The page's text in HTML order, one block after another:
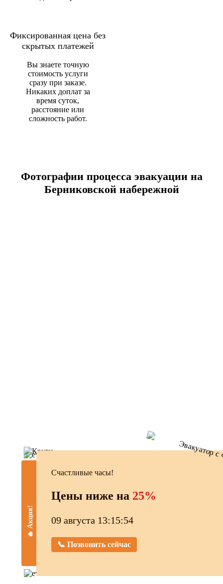
🔥 Акция!
Счастливые часы!
Цены ниже на 25%
09 августа 13:15:55
📞 Позвонить сейчас
Фиксированная цена без
скрытых платежей
Вы знаете точную
стоимость услуги
сразу при заказе.
Никаких доплат за
время суток,
расстояние или
сложность работ.
Фотографии процесса эвакуации на
Берниковской набережной